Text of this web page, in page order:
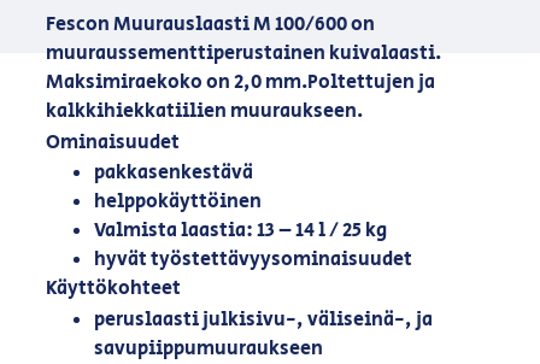
Fescon Muurauslaasti M 100/600 on
muuraussementtiperustainen kuivalaasti.
Maksimiraekoko on 2,0 mm.Poltettujen ja
kalkkihiekkatiilien muuraukseen.
Ominaisuudet
pakkasenkestävä
helppokäyttöinen
Valmista laastia: 13 – 14 l / 25 kg
hyvät työstettävyysominaisuudet
Käyttökohteet
peruslaasti julkisivu-, väliseinä-, ja
savupiippumuuraukseen